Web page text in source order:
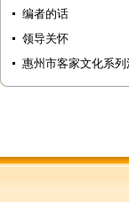
编者的话
领导关怀
惠州市客家文化系